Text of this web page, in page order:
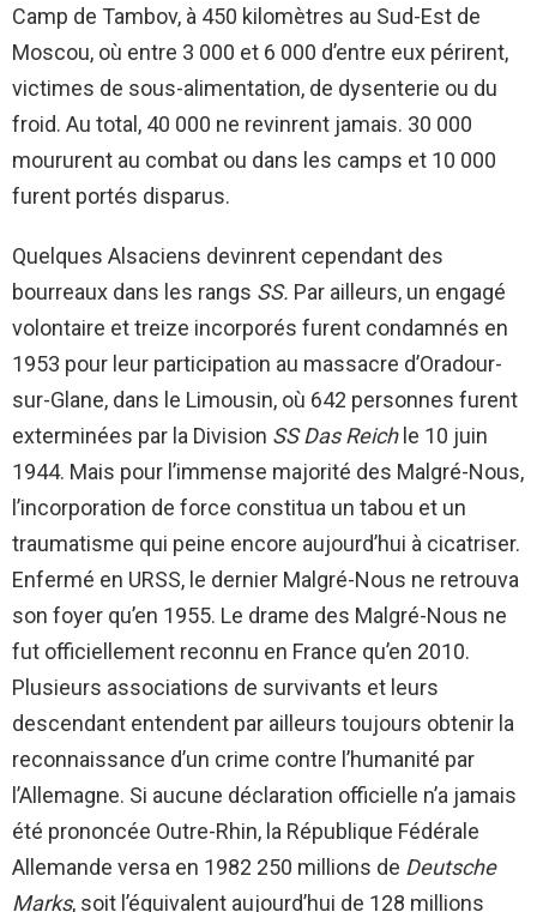
Camp de Tambov, à 450 kilomètres au Sud-Est de
Moscou, où entre 3 000 et 6 000 d’entre eux périrent,
victimes de sous-alimentation, de dysenterie ou du
froid. Au total, 40 000 ne revinrent jamais. 30 000
moururent au combat ou dans les camps et 10 000
furent portés disparus.
Quelques Alsaciens devinrent cependant des
bourreaux dans les rangs SS. Par ailleurs, un engagé
volontaire et treize incorporés furent condamnés en
1953 pour leur participation au massacre d’Oradour-
sur-Glane, dans le Limousin, où 642 personnes furent
exterminées par la Division SS Das Reichle 10 juin
1944. Mais pour l’immense majorité des Malgré-Nous,
l’incorporation de force constitua un tabou et un
traumatisme qui peine encore aujourd’hui à cicatriser.
Enfermé en URSS, le dernier Malgré-Nous ne retrouva
son foyer qu’en 1955. Le drame des Malgré-Nous ne
fut officiellement reconnu en France qu’en 2010.
Plusieurs associations de survivants et leurs
descendant entendent par ailleurs toujours obtenir la
reconnaissance d’un crime contre l’humanité par
l’Allemagne. Si aucune déclaration officielle n’a jamais
été prononcée Outre-Rhin, la République Fédérale
Allemande versa en 1982 250 millions de Deutsche
Marks, soit l’équivalent aujourd’hui de 128 millions